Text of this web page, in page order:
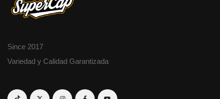
Since 2017
Variedad y Calidad Garantizada